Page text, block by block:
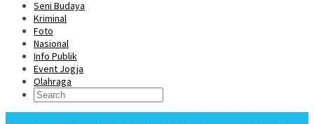
Seni Budaya
Kriminal
Foto
Nasional
Info Publik
Event Jogja
Olahraga